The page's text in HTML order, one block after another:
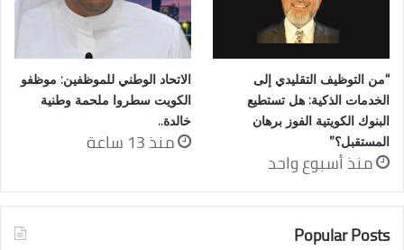
“من التوظيف التقليدي إلى
الخدمات الذكية: هل تستطيع
البنوك الكويتية الفوز برهان
المستقبل؟”
منذ أسبوع واحد
الاتحاد الوطني للموظفين: موظفو
الكويت سطروا ملحمة وطنية
خالدة..
منذ 13 ساعة
Popular Posts